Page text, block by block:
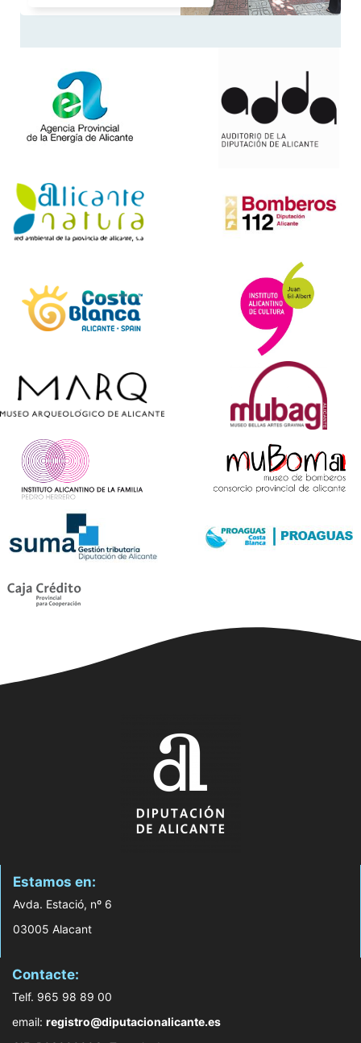
Estamos en:
Avda. Estació, nº 6
03005 Alacant
Contacte:
Telf. 965 98 89 00
email: registro@diputacionalicante.es